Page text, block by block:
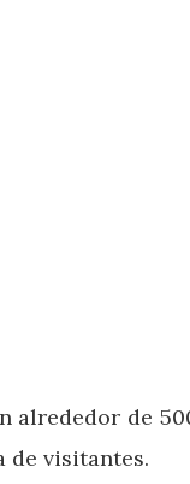
alrededor de
de visitantes.